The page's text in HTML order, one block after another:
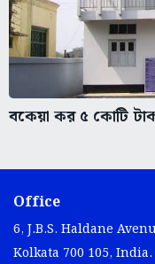
বকেয়া কর ৫ কোটি
Office
6, J.B.S. Haldane
Kolkata 700 105, India.